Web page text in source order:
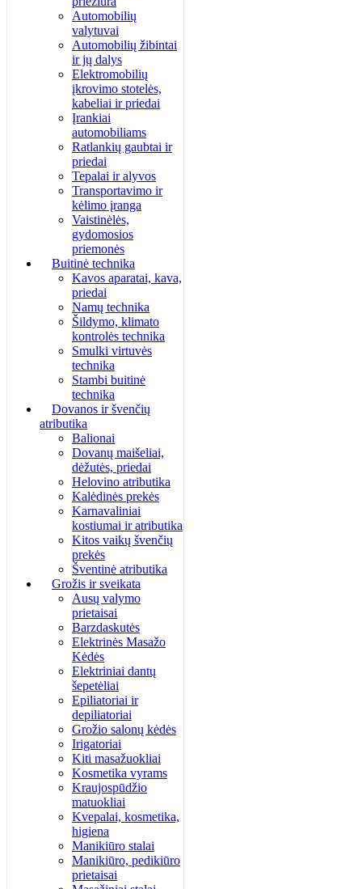
Automobilių
valytuvai
Automobilių žibintai
ir jų dalys
Elektromobilių
įkrovimo stotelės,
kabeliai ir priedai
Įrankiai
automobiliams
Ratlankių gaubtai ir
priedai
Tepalai ir alyvos
Transportavimo ir
kėlimo įranga
Vaistinėlės,
gydomosios
priemonės
Buitinė technika
Kavos aparatai, kava,
priedai
Namų technika
Šildymo, klimato
kontrolės technika
Smulki virtuvės
technika
Stambi buitinė
technika
Dovanos ir švenčių
atributika
Balionai
Dovanų maišeliai,
dėžutės, priedai
Helovino atributika
Kalėdinės prekės
Karnavaliniai
kostiumai ir atributika
Kitos vaikų švenčių
prekės
Šventinė atributika
Grožis ir sveikata
Ausų valymo
prietaisai
Barzdaskutės
Elektrinės Masažo
Kėdės
Elektriniai dantų
šepetėliai
Epiliatoriai ir
depiliatoriai
Grožio salonų kėdės
Irigatoriai
Kiti masažuokliai
Kosmetika vyrams
Kraujospūdžio
matuokliai
Kvepalai, kosmetika,
higiena
Manikiūro stalai
Manikiūro, pedikiūro
prietaisai